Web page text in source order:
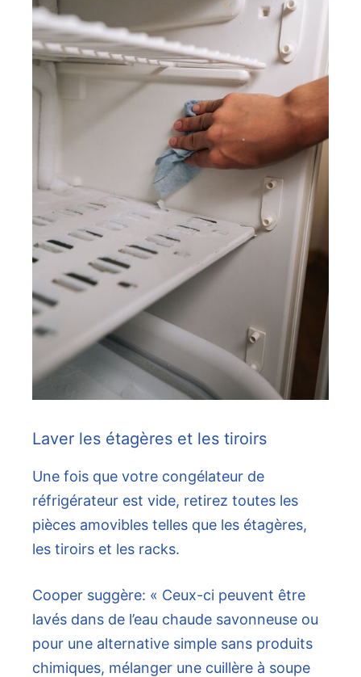
Laver les étagères et les tiroirs
Une fois que votre congélateur de
réfrigérateur est vide, retirez toutes les
pièces amovibles telles que les étagères,
les tiroirs et les racks.
Cooper suggère: « Ceux-ci peuvent être
lavés dans de l’eau chaude savonneuse ou
pour une alternative simple sans produits
chimiques, mélanger une cuillère à soupe